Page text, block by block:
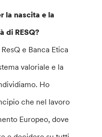
la nascita e la
di RESQ?
e Banca Etica
valoriale e la
Ho
che nel lavoro
Europeo, dove